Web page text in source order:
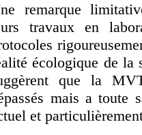
remarque
travaux en
écologique de la
que la
mais a toute
et